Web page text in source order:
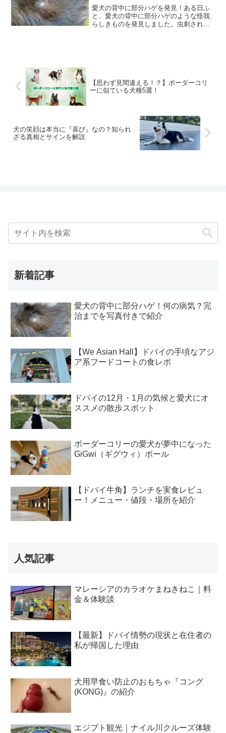
愛犬の背中に部分ハゲを発見！ある日ふ
と、愛犬の背中に部分ハゲのような怪我
らしきものを発見しました。虫刺されな
【思わず見間違える！？】ボーダーコリ
ーに似ている犬種5選！
犬の笑顔は本当に『喜び』なの？知られ
ざる真相とサインを解説
新着記事
愛犬の背中に部分ハゲ！何の病気？完
治までを写真付きで紹介
【We Asian Hall】ドバイの手頃なアジ
ア系フードコートの食レポ
ドバイの12月・1月の気候と愛犬にオ
ススメの散歩スポット
ボーダーコリーの愛犬が夢中になった
GiGwi（ギグウィ）ボール
【ドバイ牛角】ランチを実食レビュ
ー！メニュー・値段・場所を紹介
人気記事
マレーシアのカラオケまねきねこ｜料
金＆体験談
【最新】ドバイ情勢の現状と在住者の
私が帰国した理由
犬用早食い防止のおもちゃ『コング
(KONG)』の紹介
エジプト観光｜ナイル川クルーズ体験